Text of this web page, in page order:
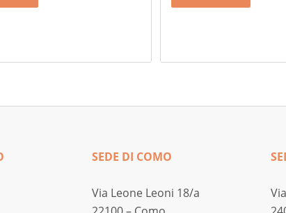
SEDE DI COMO
Via Leone Leoni 18/a